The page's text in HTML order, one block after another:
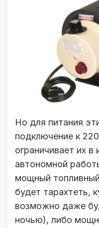
Но для питания
подключение к
ограничивает их
автономной
мощный
будет тарахтеть,
возможно даже
ночью), либо